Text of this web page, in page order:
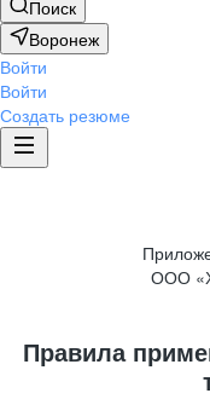
Поиск
Воронеж
Войти
Войти
Создать резюме
ООО
Правила